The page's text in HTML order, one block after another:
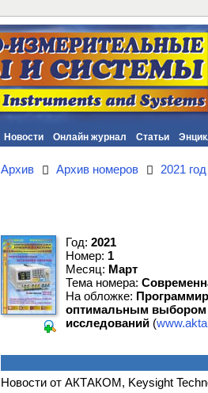
Новости Онлайн журнал Статьи
Архив Архив номеров 2021 год
Год: 2021
Номер: 1
Месяц: Март
Тема номера:
На обложке:
оптимальным выбором
исследований (
Новости от АКТАКОМ, Keysight